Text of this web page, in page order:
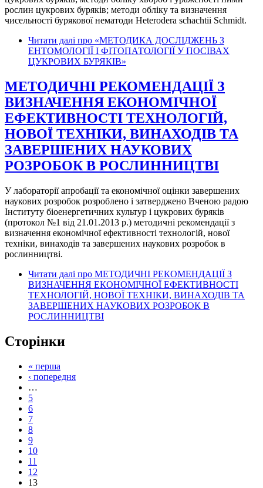
рослин цукрових буряків; методи обліку та визначення
чисельності бурякової нематоди Heterodera schachtii Schmidt.
Читати далі про «МЕТОДИКА ДОСЛІДЖЕНЬ З
ЕНТОМОЛОГІЇ І ФІТОПАТОЛОГІЇ У ПОСІВАХ
ЦУКРОВИХ БУРЯКІВ»
МЕТОДИЧНІ РЕКОМЕНДАЦІЇ З
ВИЗНАЧЕННЯ ЕКОНОМІЧНОЇ
ЕФЕКТИВНОСТІ ТЕХНОЛОГІЙ,
НОВОЇ ТЕХНІКИ, ВИНАХОДІВ ТА
ЗАВЕРШЕНИХ НАУКОВИХ
РОЗРОБОК В РОСЛИННИЦТВІ
У лабораторії апробації та економічної оцінки завершених
наукових розробок розроблено і затверджено Вченою радою
Інституту біоенергетичних культур і цукрових буряків
(протокол №1 від 21.01.2013 р.) методичні рекомендації з
визначення економічної ефективності технологій, нової
техніки, винаходів та завершених наукових розробок в
рослинництві.
Читати далі про МЕТОДИЧНІ РЕКОМЕНДАЦІЇ З
ВИЗНАЧЕННЯ ЕКОНОМІЧНОЇ ЕФЕКТИВНОСТІ
ТЕХНОЛОГІЙ, НОВОЇ ТЕХНІКИ, ВИНАХОДІВ ТА
ЗАВЕРШЕНИХ НАУКОВИХ РОЗРОБОК В
РОСЛИННИЦТВІ
Сторінки
« перша
‹ попередня
…
5
6
7
8
9
10
11
12
13